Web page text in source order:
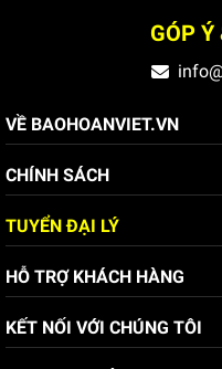
GÓP Ý
VỀ BAOHOANVIET.VN
CHÍNH SÁCH
TUYỂN ĐẠI LÝ
HỖ TRỢ KHÁCH HÀNG
KẾT NỐI VỚI CHÚNG TÔI